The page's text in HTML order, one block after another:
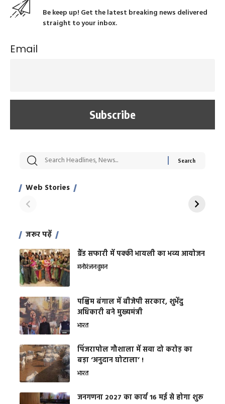
Be keep up! Get the latest breaking news delivered
straight to your inbox.
Email
Web Stories
सट्टेबाजी में अरेस्ट हुए
साहिल खान
रोज एक कच्चे लहसुन
जरूर पढ़ें
ग्रैंड सफारी में पक्की भायली का भव्य आयोजन
मनोरंजनवुमन
पश्चिम बंगाल में बीजेपी सरकार, शुभेंदु
अधिकारी बने मुख्यमंत्री
भारत
​पिंजरापोल गौशाला में सवा दो करोड़ का
बड़ा ‘अनुदान घोटाला’ !
भारत
जनगणना 2027 का कार्य 16 मई से होगा शुरू